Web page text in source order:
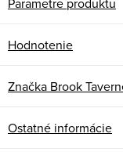
Hodnotenie
Značka Brook
Ostatné informácie